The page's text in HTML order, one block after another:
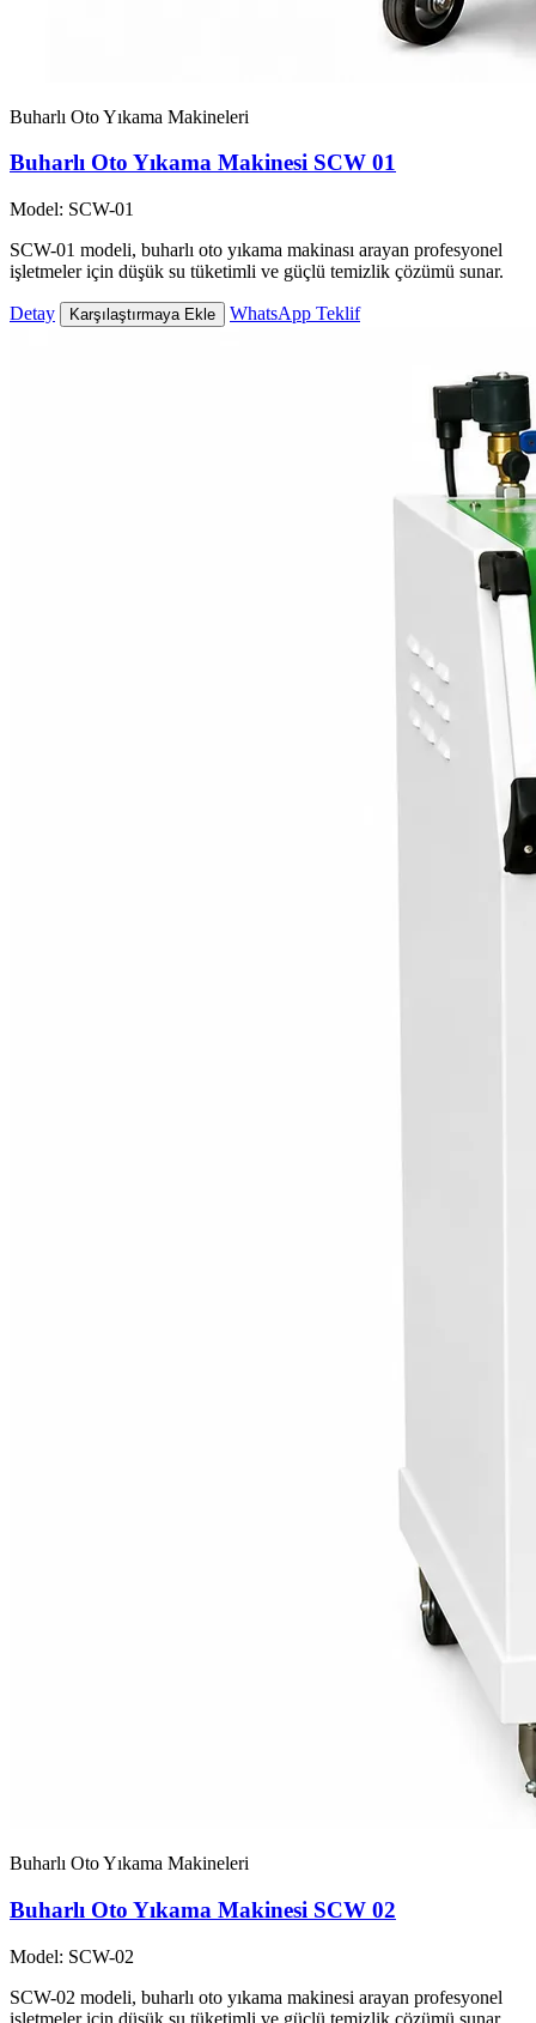
Buharlı Oto Yıkama Makineleri
Buharlı Oto Yıkama Makinesi SCW 01
Model: SCW-01
SCW-01 modeli, buharlı oto yıkama makinası arayan profesyonel
işletmeler için düşük su tüketimli ve güçlü temizlik çözümü sunar.
Detay Karşılaştırmaya Ekle WhatsApp Teklif
Buharlı Oto Yıkama Makineleri
Buharlı Oto Yıkama Makinesi SCW 02
Model: SCW-02
SCW-02 modeli, buharlı oto yıkama makinesi arayan profesyonel
işletmeler için düşük su tüketimli ve güçlü temizlik çözümü sunar.